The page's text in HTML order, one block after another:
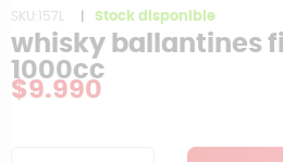
SKU:157L Stock disponible
whisky ballantines
1000cc
$9.990